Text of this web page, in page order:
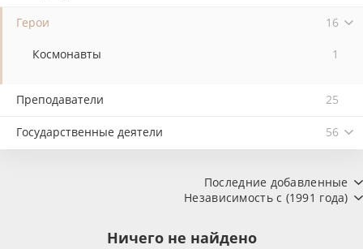
Герои 16
Космонавты 1
Преподаватели 25
Государственные деятели 56
Последние добавленные
Независимость с (1991 года)
Ничего не найдено